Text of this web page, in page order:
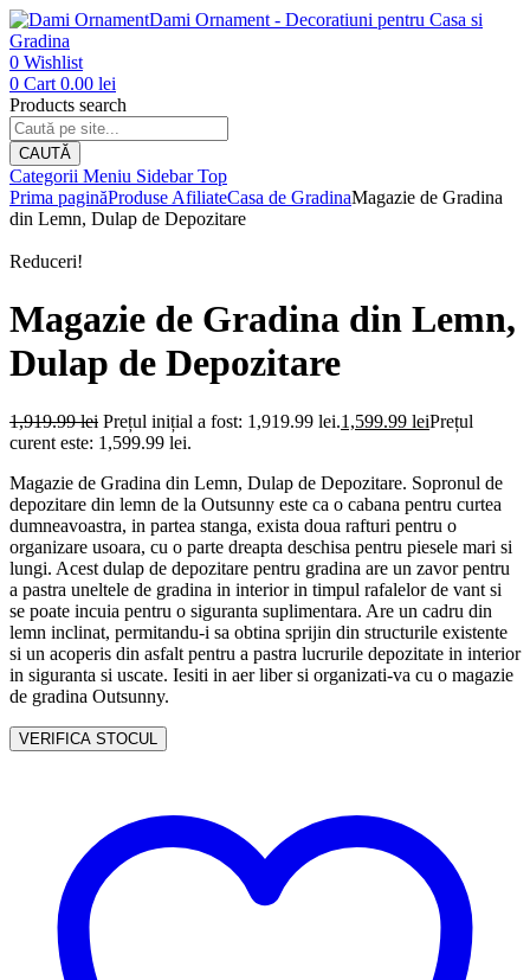
Dami Ornament - Decoratiuni pentru Casa si
Gradina
0 Wishlist
0 Cart 0.00 lei
Products search
CAUTĂ
Categorii Meniu Sidebar Top
Prima paginăProduse AfiliateCasa de GradinaMagazie de Gradina
din Lemn, Dulap de Depozitare
Reduceri!
Magazie de Gradina din Lemn,
Dulap de Depozitare
1,919.99lei Prețul inițial a fost: 1,919.99 lei.1,599.99 leiPrețul
curent este: 1,599.99 lei.
Magazie de Gradina din Lemn, Dulap de Depozitare. Sopronul de
depozitare din lemn de la Outsunny este ca o cabana pentru curtea
dumneavoastra, in partea stanga, exista doua rafturi pentru o
organizare usoara, cu o parte dreapta deschisa pentru piesele mari si
lungi. Acest dulap de depozitare pentru gradina are un zavor pentru
a pastra uneltele de gradina in interior in timpul rafalelor de vant si
se poate incuia pentru o siguranta suplimentara. Are un cadru din
lemn inclinat, permitandu-i sa obtina sprijin din structurile existente
si un acoperis din asfalt pentru a pastra lucrurile depozitate in interior
in siguranta si uscate. Iesiti in aer liber si organizati-va cu o magazie
de gradina Outsunny.
VERIFICA STOCUL